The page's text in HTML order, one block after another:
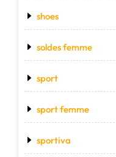
shoes
soldes femme
sport
sport femme
sportiva